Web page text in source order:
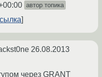
автор топика
26.08.2013
через GRANT